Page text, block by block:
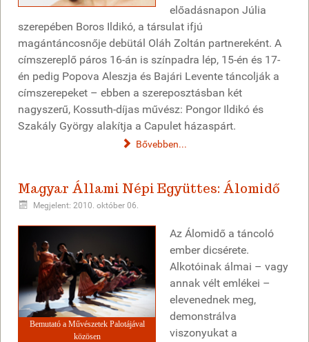
előadásnapon Júlia
szerepében Boros Ildikó, a társulat ifjú
magántáncosnője debütál Oláh Zoltán partnereként. A
címszereplő páros 16-án is színpadra lép, 15-én és 17-
én pedig Popova Aleszja és Bajári Levente táncolják a
címszerepeket – ebben a szereposztásban két
nagyszerű, Kossuth-díjas művész: Pongor Ildikó és
Szakály György alakítja a Capulet házaspárt.
Bővebben...
Magyar Állami Népi Együttes: Álomidő
Megjelent: 2010. október 06.
Bemutató a Művészetek Palotájával
közösen
Az Álomidő a táncoló
ember dicsérete.
Alkotóinak álmai – vagy
annak vélt emlékei –
elevenednek meg,
demonstrálva
viszonyukat a